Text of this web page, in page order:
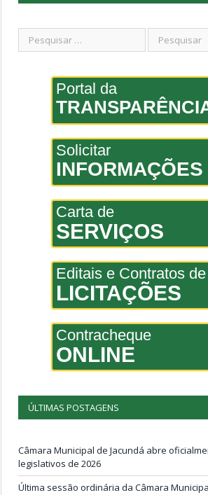
Portal da
Solicitar
INFORMAÇÕES
Carta de
SERVIÇOS
Editais e Contratos de
LICITAÇÕES
Contracheque
ONLINE
ÚLTIMAS POSTAGENS
Câmara Municipal de Jacundá abre
legislativos de 2026
Última sessão ordinária da Câmara